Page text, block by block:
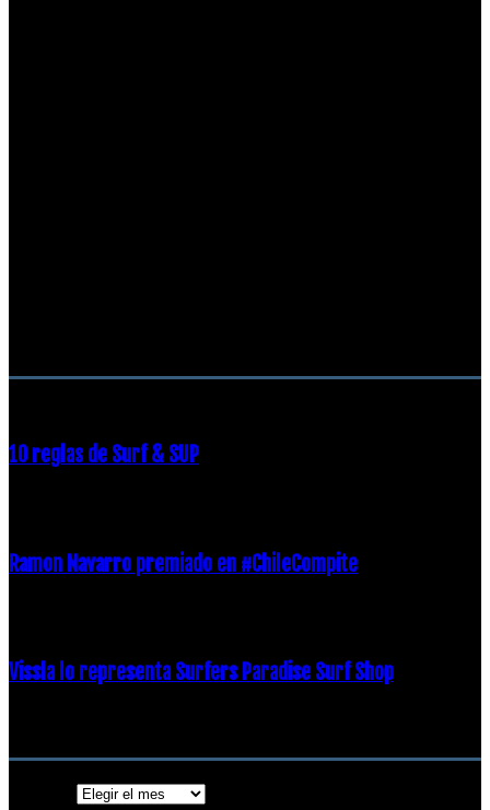
10 reglas de Surf & SUP
Ramon Navarro premiado en #ChileCompite
Vissla lo representa Surfers Paradise Surf Shop